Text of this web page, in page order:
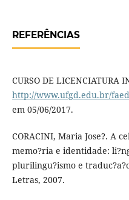
REFERÊNCIAS
CURSO DE LICENCIATURA
http://www.ufgd.edu.br/
em 05/06/2017.
CORACINI, Maria Jose?. A
memo?ria e identidade:
plurilingu?ismo e
Letras, 2007.